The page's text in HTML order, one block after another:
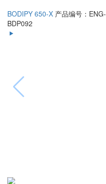
BODIPY 650-X 产品编号：ENG-
BDP092